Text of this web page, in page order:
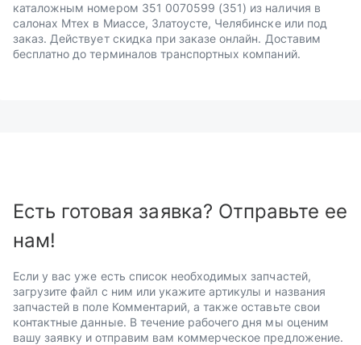
каталожным номером 351 0070599 (351) из наличия в
салонах Мтех в Миассе, Златоусте, Челябинске или под
заказ. Действует скидка при заказе онлайн. Доставим
бесплатно до терминалов транспортных компаний.
Есть готовая заявка? Отправьте ее
нам!
Если у вас уже есть список необходимых запчастей,
загрузите файл с ним или укажите артикулы и названия
запчастей в поле Комментарий, а также оставьте свои
контактные данные. В течение рабочего дня мы оценим
вашу заявку и отправим вам коммерческое предложение.